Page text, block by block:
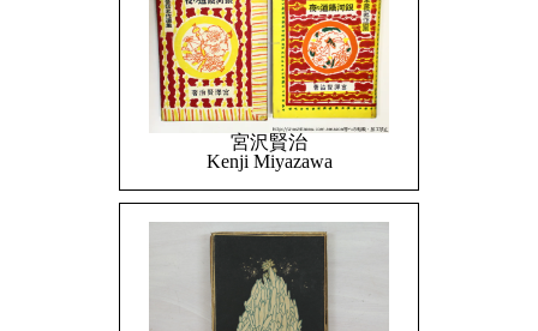
宮沢賢治
Kenji Miyazawa